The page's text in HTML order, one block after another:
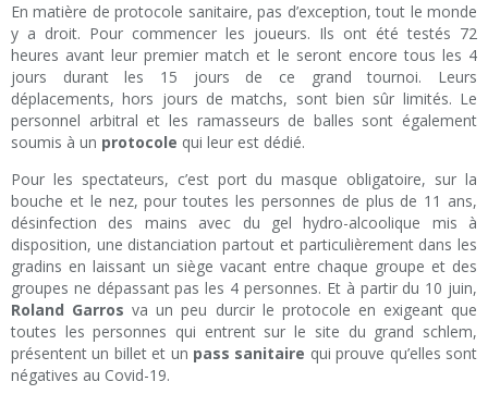
En matière de protocole sanitaire, pas d’exception, tout le monde
y a droit. Pour commencer les joueurs. Ils ont été testés 72
heures avant leur premier match et le seront encore tous les 4
jours durant les 15 jours de ce grand tournoi. Leurs
déplacements, hors jours de matchs, sont bien sûr limités. Le
personnel arbitral et les ramasseurs de balles sont également
soumis à un protocole qui leur est dédié.
Pour les spectateurs, c’est port du masque obligatoire, sur la
bouche et le nez, pour toutes les personnes de plus de 11 ans,
désinfection des mains avec du gel hydro-alcoolique mis à
disposition, une distanciation partout et particulièrement dans les
gradins en laissant un siège vacant entre chaque groupe et des
groupes ne dépassant pas les 4 personnes. Et à partir du 10 juin,
Roland Garros va un peu durcir le protocole en exigeant que
toutes les personnes qui entrent sur le site du grand schlem,
présentent un billet et un pass sanitaire qui prouve qu’elles sont
négatives au Covid-19.